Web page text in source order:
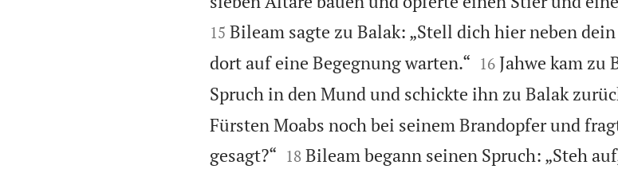
15 Bileam sagte zu Balak: „Stell dich hier neben
dort auf eine Begegnung warten.“
16 Jahwe kam zu
Spruch in den Mund und schickte ihn zu Balak
Fürsten Moabs noch bei seinem Brandopfer und
gesagt?“
18 Bileam begann seinen Spruch: „Steh